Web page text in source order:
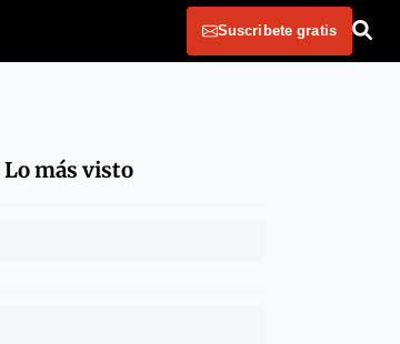
Suscribete gratis
Lo más visto